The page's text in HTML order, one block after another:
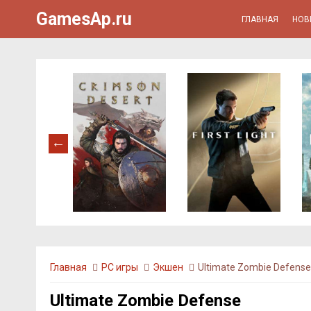
GamesAp.ru ГЛАВНАЯ
Главная PC игры Экшен Ultimate Zombie Defense
Ultimate Zombie Defense